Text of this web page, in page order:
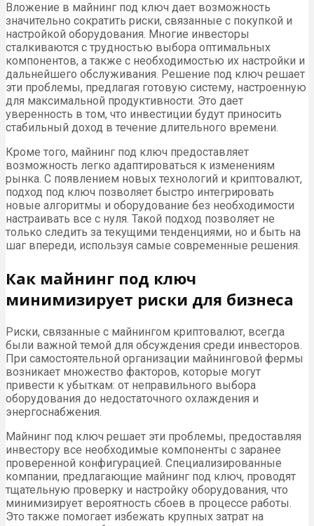
Вложение в майнинг под ключ дает возможность
значительно сократить риски, связанные с покупкой и
настройкой оборудования. Многие инвесторы
сталкиваются с трудностью выбора оптимальных
компонентов, а также с необходимостью их настройки и
дальнейшего обслуживания. Решение под ключ решает
эти проблемы, предлагая готовую систему, настроенную
для максимальной продуктивности. Это дает
уверенность в том, что инвестиции будут приносить
стабильный доход в течение длительного времени.
Кроме того, майнинг под ключ предоставляет
возможность легко адаптироваться к изменениям
рынка. С появлением новых технологий и криптовалют,
подход под ключ позволяет быстро интегрировать
новые алгоритмы и оборудование без необходимости
настраивать все с нуля. Такой подход позволяет не
только следить за текущими тенденциями, но и быть на
шаг впереди, используя самые современные решения.
Как майнинг под ключ
минимизирует риски для бизнеса
Риски, связанные с майнингом криптовалют, всегда
были важной темой для обсуждения среди инвесторов.
При самостоятельной организации майнинговой фермы
возникает множество факторов, которые могут
привести к убыткам: от неправильного выбора
оборудования до недостаточного охлаждения и
энергоснабжения.
Майнинг под ключ решает эти проблемы, предоставляя
инвестору все необходимые компоненты с заранее
проверенной конфигурацией. Специализированные
компании, предлагающие майнинг под ключ, проводят
тщательную проверку и настройку оборудования, что
минимизирует вероятность сбоев в процессе работы.
Это также помогает избежать крупных затрат на